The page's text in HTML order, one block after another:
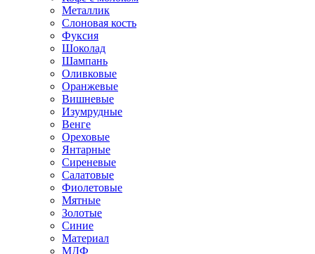
Металлик
Слоновая кость
Фуксия
Шоколад
Шампань
Оливковые
Оранжевые
Вишневые
Изумрудные
Венге
Ореховые
Янтарные
Сиреневые
Салатовые
Фиолетовые
Мятные
Золотые
Синие
Материал
МДФ